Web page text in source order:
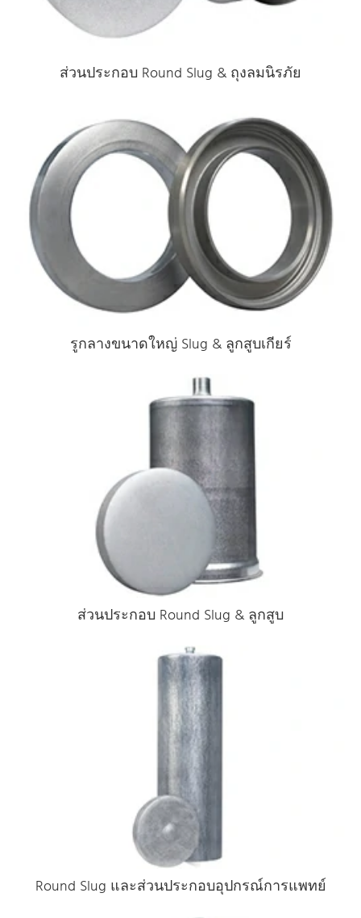
ส่วนประกอบ Round Slug & ถุงลมนิรภัย
รูกลางขนาดใหญ่ Slug & ลูกสูบเกียร์
ส่วนประกอบ Round Slug & ลูกสูบ
Round Slug และส่วนประกอบอุปกรณ์การแพทย์